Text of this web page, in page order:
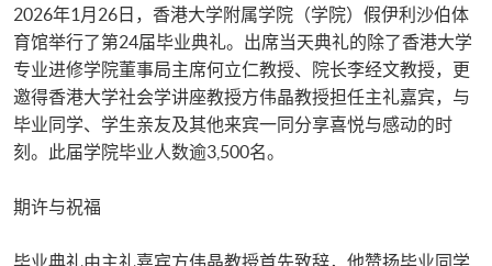
2026年1月26日，香港大学附属学院（学院）假伊利沙伯体
育馆举行了第24届毕业典礼。出席当天典礼的除了香港大学
专业进修学院董事局主席何立仁教授、院长李经文教授，更
邀得香港大学社会学讲座教授方伟晶教授担任主礼嘉宾，与
毕业同学、学生亲友及其他来宾一同分享喜悦与感动的时
刻。此届学院毕业人数逾3,500名。
期许与祝福
毕业典礼由主礼嘉宾方伟晶教授首先致辞，他赞扬毕业同学